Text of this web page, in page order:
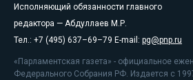
Исполняющий обязанности главного
редактора — Абдуллаев М.Р.
Тел.: +7 (495) 637–69–79 E-mail: pg@pnp.ru
«Парламентская газета» - официальное
Федерального Собрания РФ. Издается с